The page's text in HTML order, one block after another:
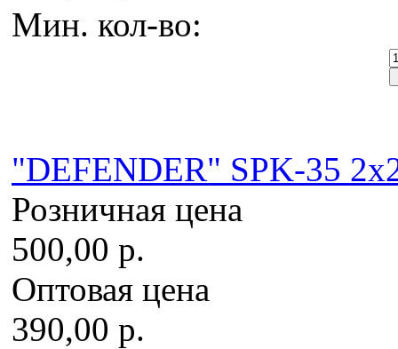
Мин. кол-во:
"DEFENDER" SPK-35
Розничная цена
500,00 р.
Оптовая цена
390,00 р.